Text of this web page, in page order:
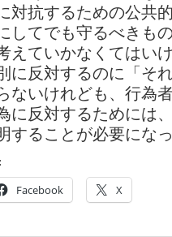
対抗するための公共
してでも守るべきも
えていかなくてはい
に反対するのに「そ
ないけれども、行為
に反対するためには
することが必要にな
Facebook X